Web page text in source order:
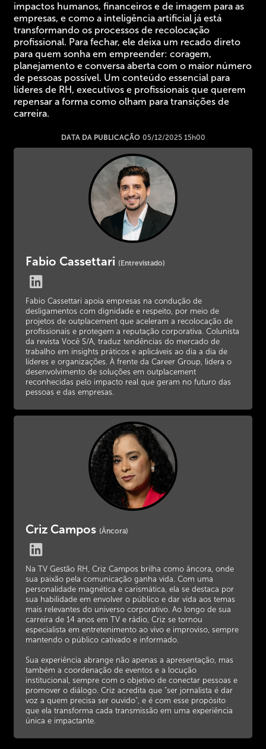
impactos humanos, financeiros e de imagem para as
empresas, e como a inteligência artificial já está
transformando os processos de recolocação
profissional. Para fechar, ele deixa um recado direto
para quem sonha em empreender: coragem,
planejamento e conversa aberta com o maior número
de pessoas possível. Um conteúdo essencial para
líderes de RH, executivos e profissionais que querem
repensar a forma como olham para transições de
carreira.
DATA DA PUBLICAÇÃO 05/12/2025 15h00
Fabio Cassettari (Entrevistado)
Fabio Cassettari apoia empresas na condução de
desligamentos com dignidade e respeito, por meio de
projetos de outplacement que aceleram a recolocação de
profissionais e protegem a reputação corporativa. Colunista
da revista Você S/A, traduz tendências do mercado de
trabalho em insights práticos e aplicáveis ao dia a dia de
líderes e organizações. À frente da Career Group, lidera o
desenvolvimento de soluções em outplacement
reconhecidas pelo impacto real que geram no futuro das
pessoas e das empresas.
Criz Campos (Âncora)
Na TV Gestão RH, Criz Campos brilha como âncora, onde
sua paixão pela comunicação ganha vida. Com uma
personalidade magnética e carismática, ela se destaca por
sua habilidade em envolver o público e dar vida aos temas
mais relevantes do universo corporativo. Ao longo de sua
carreira de 14 anos em TV e rádio, Criz se tornou
especialista em entretenimento ao vivo e improviso, sempre
mantendo o público cativado e informado.
Sua experiência abrange não apenas a apresentação, mas
também a coordenação de eventos e a locução
institucional, sempre com o objetivo de conectar pessoas e
promover o diálogo. Criz acredita que "ser jornalista é dar
voz a quem precisa ser ouvido", e é com esse propósito
que ela transforma cada transmissão em uma experiência
única e impactante.